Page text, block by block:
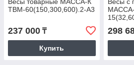
ТВМ-60(150,300,600).2-А3
237 000 ₸
Купить
298